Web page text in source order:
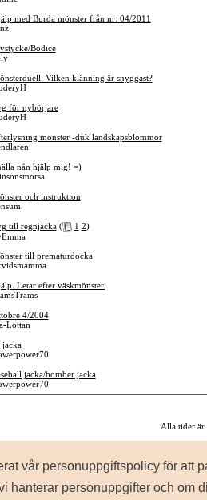
vår personuppgiftspolicy för att
hanterar personuppgifter och om
med Burda mönster från nr: 04/2011
Bodice
Vilken klänning är snyggast?
för nybörjare
mönster -duk landskapsblommor
nån hjälp mig! =)
och instruktion
till regnjacka ( 1 2)
till prematurdocka
Letar efter väskmönster.
4/2004
Lottan
jacka
jacka/bomber jacka
Alla tider
Copyright